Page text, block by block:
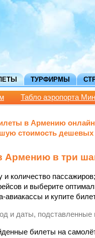
ТУРФИРМЫ
Табло аэропорта
в Армению
стоимость
Армению в три
и количество
и выберите
авиакассы и купите
и даты,
билеты на